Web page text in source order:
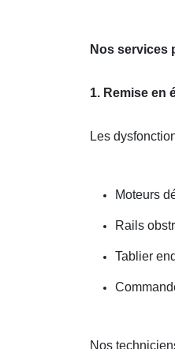
Nos services
1. Remise en
Les
Moteurs
Rails
Tablier
Nos